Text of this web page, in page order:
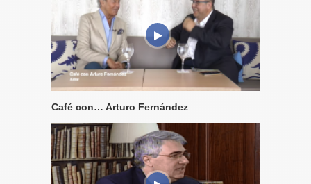
Café con… Arturo Fernández